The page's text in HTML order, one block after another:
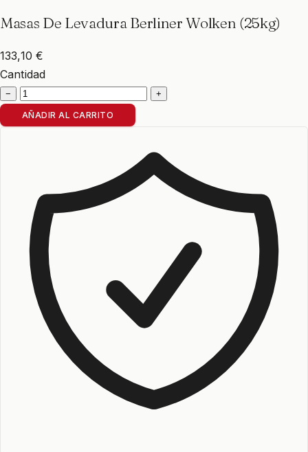
Masas De Levadura Berliner Wolken (25kg)
133,10 €
Cantidad
− +
AÑADIR AL CARRITO